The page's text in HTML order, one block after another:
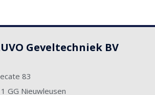
Geveltechniek BV
83
GG Nieuwleusen